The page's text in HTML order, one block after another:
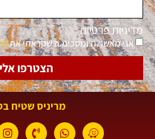
מדיניות פרטיות
אני מאשר.ת ומסכימ.ה שקראתי את
הצטרפו
מריניס שטיח